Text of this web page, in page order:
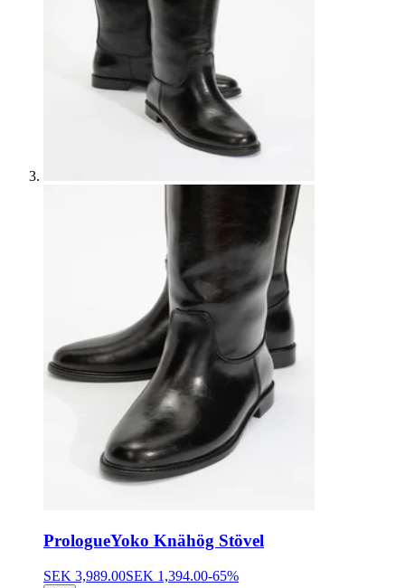
PrologueYoko Knähög Stövel
SEK 3,989.00SEK 1,394.00-65%